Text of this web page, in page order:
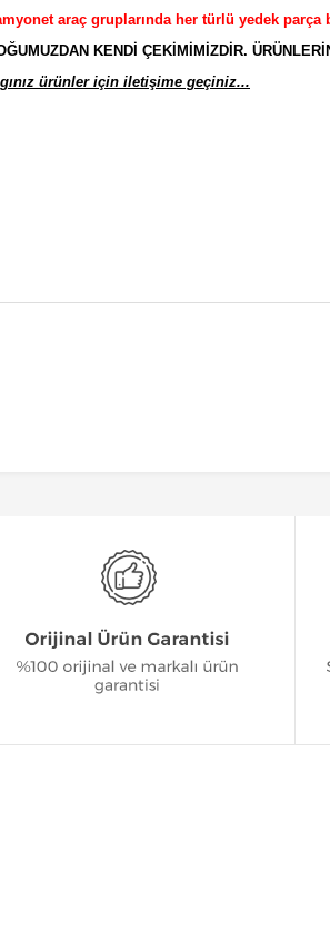
araç gruplarında her türlü yedek parça
KENDİ ÇEKİMİMİZDİR.
ürünler için iletişime geçiniz...